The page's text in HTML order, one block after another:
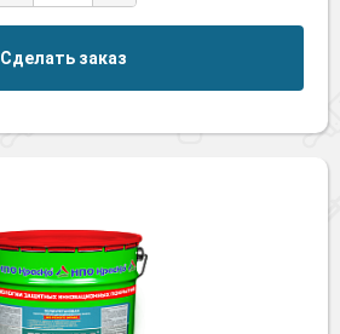
Сделать заказ